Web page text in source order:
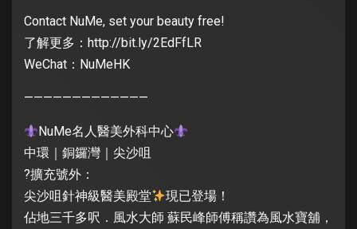
Contact NuMe, set your beauty free!
了解更多：http://bit.ly/2EdFfLR
WeChat：NuMeHK
—————————————
NuMe名人醫美外科中心
中環｜銅鑼灣｜尖沙咀
?擴充號外：
尖沙咀針神級醫美殿堂
現已登場！
佔地三千多呎．風水大師 蘇民峰師傅稱讚為風水寶舖，